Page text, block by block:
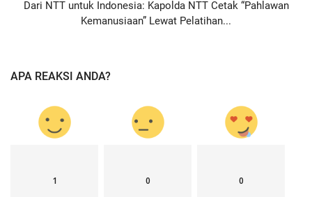
Dari NTT untuk Indonesia: Kapolda NTT Cetak “Pahlawan
Kemanusiaan” Lewat Pelatihan...
APA REAKSI ANDA?
1 0 0